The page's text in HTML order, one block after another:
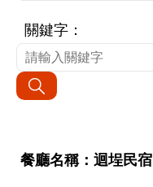
關鍵字：
迴埕民宿